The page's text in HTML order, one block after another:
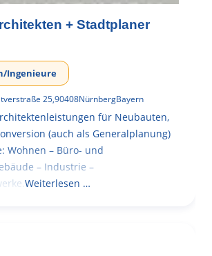
+ Stadtplaner
Ingenieure
25,90408NürnbergBayern
für Neubauten,
(auch als Generalplanung)
Wohnen – Büro- und
– Industrie –
Weiterlesen …